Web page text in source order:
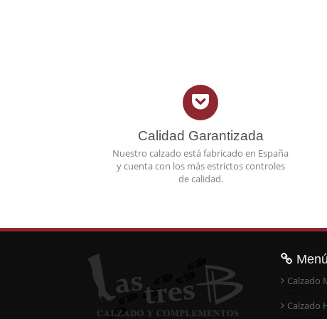
Calidad Garantizada
Nuestro calzado está fabricado en España
y cuenta con los más estrictos controles
de calidad.
Menú
Calzado
Calzado